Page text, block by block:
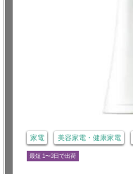
家電 美容家電・健康家電
最短 1〜3日で出荷